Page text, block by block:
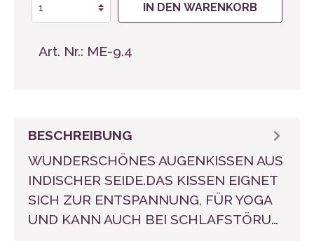
IN DEN WARENKORB
Art. Nr.: ME-9.4
BESCHREIBUNG
WUNDERSCHÖNES AUGENKISSEN AUS
INDISCHER SEIDE.DAS KISSEN EIGNET
SICH ZUR ENTSPANNUNG, FÜR YOGA
UND KANN AUCH BEI SCHLAFSTÖRU…